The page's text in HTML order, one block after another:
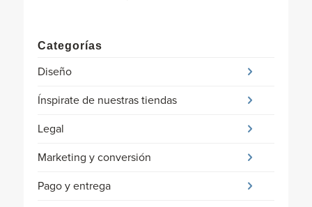
Categorías
Diseño
Ínspirate de nuestras tiendas
Legal
Marketing y conversión
Pago y entrega